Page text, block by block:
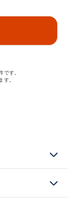
です。
す。